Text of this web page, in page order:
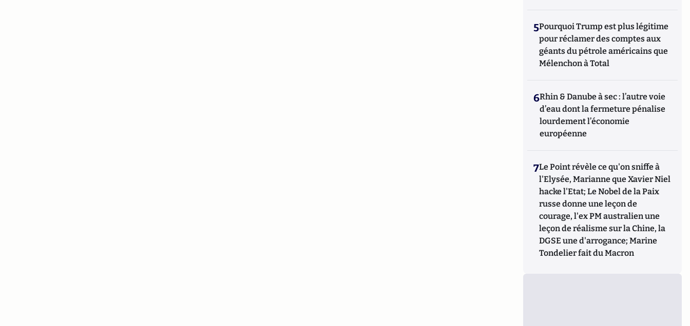
5Pourquoi Trump est plus légitime
pour réclamer des comptes aux
géants du pétrole américains que
Mélenchon à Total
6Rhin & Danube à sec : l’autre voie
d’eau dont la fermeture pénalise
lourdement l’économie
européenne
7Le Point révèle ce qu'on sniffe à
l'Elysée, Marianne que Xavier Niel
hacke l'Etat; Le Nobel de la Paix
russe donne une leçon de
courage, l'ex PM australien une
leçon de réalisme sur la Chine, la
DGSE une d'arrogance; Marine
Tondelier fait du Macron